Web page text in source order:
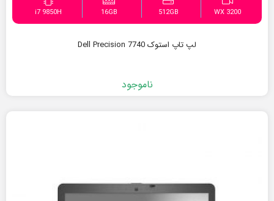
WX 3200
512GB
16GB
i7 9850H
لپ تاپ استوک Dell Precision 7740
ناموجود